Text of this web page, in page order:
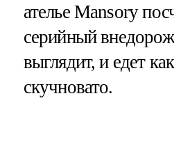
ателье Mansory
серийный
выглядит, и едет
скучновато.